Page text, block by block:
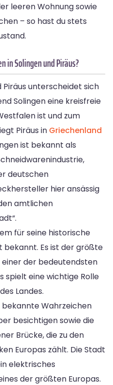
leeren Wohnung sowie
– so hast du stets
in Solingen und Piräus?
Piräus unterscheidet sich
Solingen eine kreisfreie
ist und zum
Piräus in Griechenland
ist bekannt als
deutschen
hier ansässig
amtlichen
für seine historische
bekannt. Es ist der größte
der bedeutendsten
spielt eine wichtige Rolle
Landes.
bekannte Wahrzeichen
besichtigen sowie die
Brücke, die zu den
Europas zählt. Die Stadt
elektrisches
der größten Europas.